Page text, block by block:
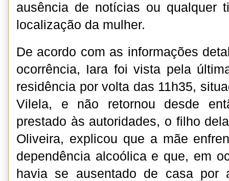
ausência de notícias ou qualquer
localização da mulher.
De acordo com as informações
ocorrência, Iara foi vista pela
residência por volta das 11h35,
Vilela, e não retornou desde
prestado às autoridades, o filho
Oliveira, explicou que a mãe
dependência alcoólica e que, em
havia se ausentado de casa por